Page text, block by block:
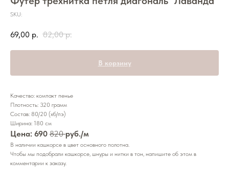
SKU:
69,00 р. 82,00 р.
В корзину
Качество: компакт пенье
Плотность: 320 грамм
Состав: 80/20 (хб/пэ)
Ширина: 180 см
Цена: 690 820руб./м
В наличии кашкорсе в цвет основного полотна.
Чтобы мы подобрали кашкорсе, шнуры и нитки в тон, напишите об этом в
комментарии к заказу.